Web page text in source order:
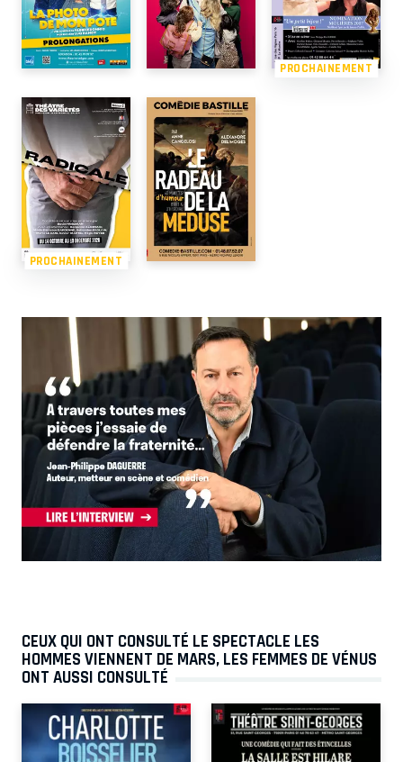
PROCHAINEMENT
PROCHAINEMENT
CEUX QUI ONT CONSULTÉ LE SPECTACLE LES
HOMMES VIENNENT DE MARS, LES FEMMES DE VÉNUS
ONT AUSSI CONSULTÉ